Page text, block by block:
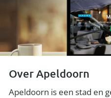
Over Apeldoorn
Apeldoorn is een stad en